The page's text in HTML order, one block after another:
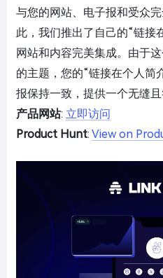
与您的网站、电子报和受众
此，我们推出了自己的“链接
网站和内容完美集成。由于
的主题，您的“链接在个人简
报保持一致，提供一个无缝且
产品网站: 立即访问
Product Hunt: View on